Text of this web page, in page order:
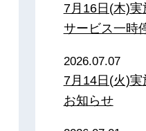
7月16日(木)
サービス一時
2026.07.07
7月14日(火)
お知らせ